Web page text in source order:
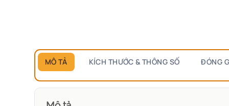
MÔ TẢ KÍCH THƯỚC & THÔNG SỐ ĐÓNG